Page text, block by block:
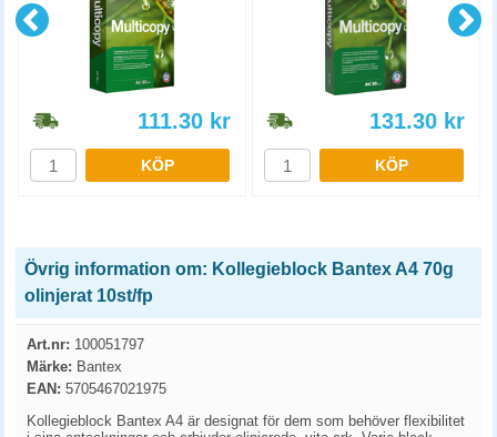
111.30 kr
KÖP
131.30 kr
KÖP
Övrig information om: Kollegieblock Bantex A4 70g
olinjerat 10st/fp
Art.nr: 100051797
Märke: Bantex
EAN: 5705467021975
Kollegieblock Bantex A4 är designat för dem som behöver flexibilitet